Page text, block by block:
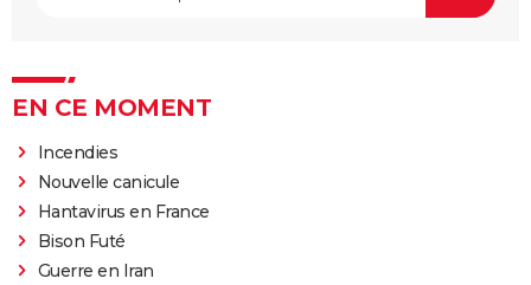
EN CE MOMENT
Incendies
Nouvelle canicule
Hantavirus en France
Bison Futé
Guerre en Iran